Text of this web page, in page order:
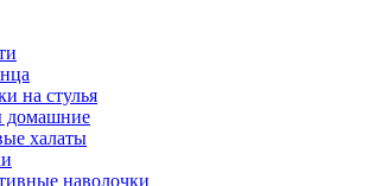
на стулья
домашние
халаты
наволочки